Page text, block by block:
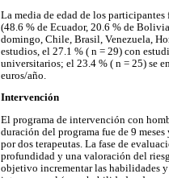
La media de edad de los
(48.6 % de Ecuador, 20.6 % de
domingo, Chile, Brasil, Venezuela,
estudios, el 27.1 % ( n = 29) con
universitarios; el 23.4 % ( n = 25) se
euros/año.
Intervención
El programa de intervención con
duración del programa fue de 9
por dos terapeutas. La fase de
profundidad y una valoración del
objetivo incrementar las habilidades